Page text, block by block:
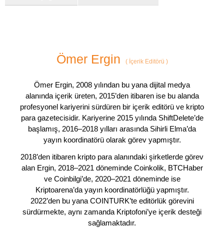
Ömer Ergin (İçerik Editörü )
Ömer Ergin, 2008 yılından bu yana dijital medya
alanında içerik üreten, 2015’den itibaren ise bu alanda
profesyonel kariyerini sürdüren bir içerik editörü ve kripto
para gazetecisidir. Kariyerine 2015 yılında ShiftDelete’de
başlamış, 2016–2018 yılları arasında Sihirli Elma’da
yayın koordinatörü olarak görev yapmıştır.
2018’den itibaren kripto para alanındaki şirketlerde görev
alan Ergin, 2018–2021 döneminde Coinkolik, BTCHaber
ve Coinbilgi’de, 2020–2021 döneminde ise
Kriptoarena’da yayın koordinatörlüğü yapmıştır.
2022’den bu yana COINTURK’te editörlük görevini
sürdürmekte, aynı zamanda Kriptofoni’ye içerik desteği
sağlamaktadır.